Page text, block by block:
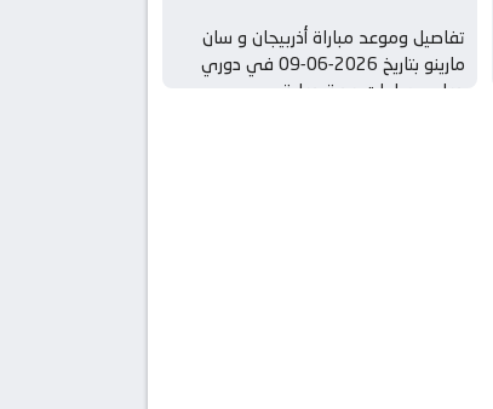
تفاصيل وموعد مباراة أذربيجان و سان
مارينو بتاريخ 2026-06-09 في دوري
دولي, مباريات ودية دولية